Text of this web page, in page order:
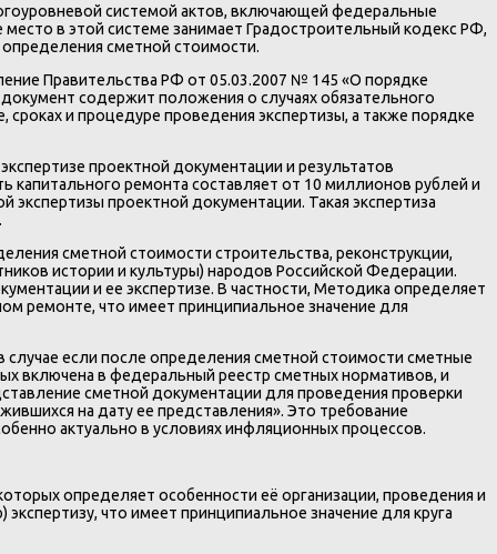
системой актов, включающей федеральные
в этой системе занимает Градостроительный кодекс РФ,
сметной стоимости.
Правительства РФ от 05.03.2007 № 145 «О порядке
содержит положения о случаях обязательного
и процедуре проведения экспертизы, а также порядке
проектной документации и результатов
капитального ремонта составляет от 10 миллионов рублей и
проектной документации. Такая экспертиза
сметной стоимости строительства, реконструкции,
истории и культуры) народов Российской Федерации.
и ее экспертизе. В частности, Методика определяет
ремонте, что имеет принципиальное значение для
случае если после определения сметной стоимости сметные
включена в федеральный реестр сметных нормативов, и
сметной документации для проведения проверки
на дату ее представления». Это требование
актуально в условиях инфляционных процессов.
определяет особенности её организации, проведения и
что имеет принципиальное значение для круга